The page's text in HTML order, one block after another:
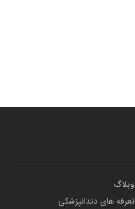
وبلاگ
تعرفه های دندانپزشکی